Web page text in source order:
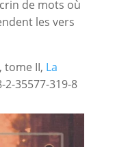
de mots où
les vers
tome II, La
2-35577-319-8